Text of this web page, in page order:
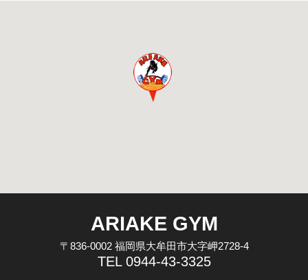
ARIAKE GYM
〒836-0002 福岡県大牟田市大字岬2728-4
TEL 0944-43-3325